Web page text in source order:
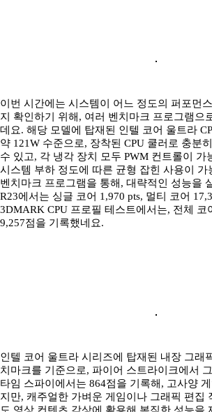
이번 시간에는 시스템이 어느 정도의 퍼포먼
지 확인하기 위해, 여러 벤치마크 프로그램으
데요. 해당 모델에 탑재된 인텔 코어 울트라
약 121W 수준으로, 장착된 CPU 쿨러로 충분
수 있고, 각 냉각 장치 모두 PWM 컨트롤이 가
시스템 부하 정도에 따른 균형 잡힌 사용이 가
벤치마크 프로그램을 통해, 대략적인 성능을
R23에서는 싱글 코어 1,970 pts, 멀티 코어
3DMARK CPU 프로필 테스트에서는, 전체 코
9,257점을 기록했네요.
인텔 코어 울트라 시리즈에 탑재된 내장 그래
치마크를 기준으로, 파이어 스트라이크에서
타임 스파이에서는 864점을 기록해, 고사양
지만, 캐주얼한 가벼운 게임이나 그래픽 편집